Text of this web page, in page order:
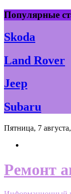
Skip
to
content
Популярные
Skoda
Land Rover
Jeep
Subaru
Пятница, 7
Ремонт